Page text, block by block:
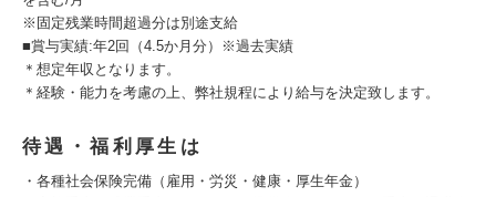
※固定残業時間超過分は別途支給
■賞与実績:年2回（4.5か月分）※過去実績
＊想定年収となります。
＊経験・能力を考慮の上、弊社規程により給与を決定致します。
待遇・福利厚生は
・各種社会保険完備（雇用・労災・健康・厚生年金）